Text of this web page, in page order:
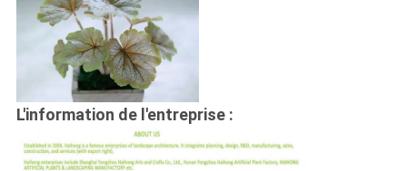
L'information de l'entreprise :